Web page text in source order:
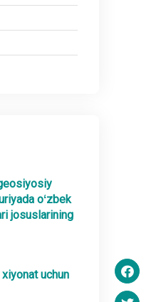
oʻzbek
josuslarining
uchun